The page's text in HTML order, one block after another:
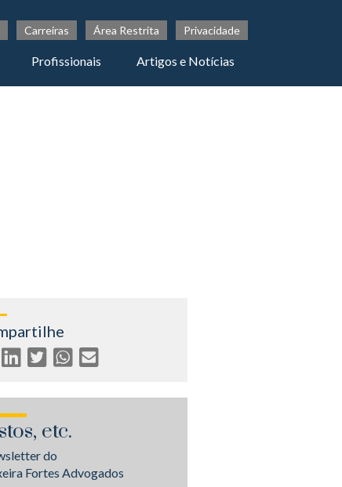
Carreiras Área Restrita Privacidade
Profissionais Artigos e Notícias
etc.
do
Fortes Advogados